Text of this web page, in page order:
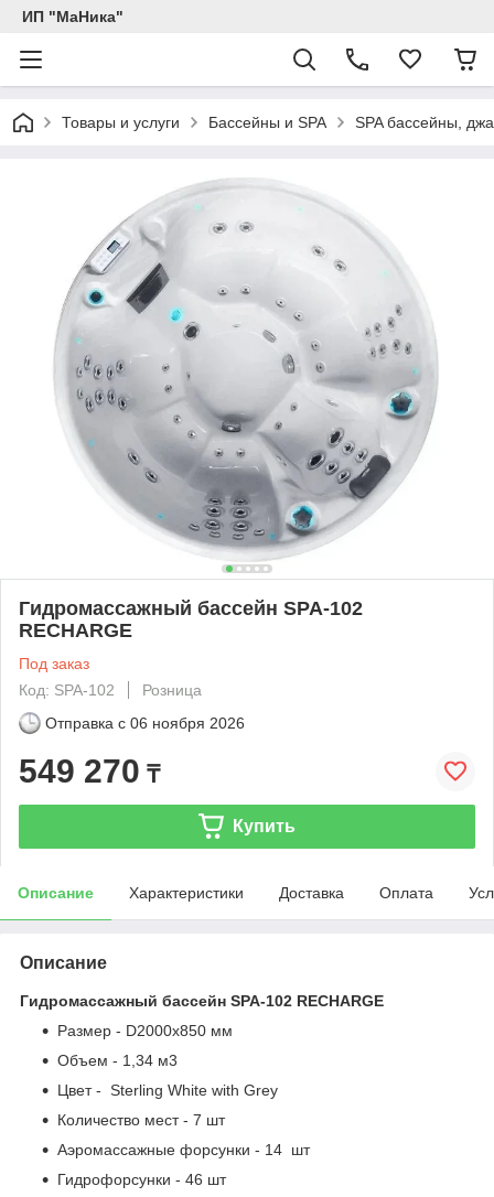
ИП "МаНика"
Товары и услуги Бассейны и SPA SPA бассейны,
Гидромассажный бассейн SPA-102
RECHARGE
Под заказ
Код: SPA-102
Розница
Отправка с 06 ноября 2026
549 270 ₸
Купить
Описание Характеристики Доставка Оплата
Описание
Гидромассажный бассейн SPA-102 RECHARGE
Размер - D2000x850 мм
Объем - 1,34 м3
Цвет - Sterling White with Grey
Количество мест - 7 шт
Аэромассажные форсунки - 14 шт
Гидрофорсунки - 46 шт